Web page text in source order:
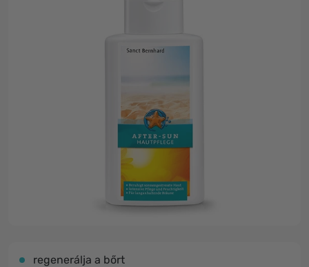
regenerálja a bőrt